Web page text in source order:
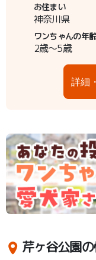
お住まい
神奈川県
ワンちゃんの年
2歳～5歳
詳細
芹ヶ谷公園